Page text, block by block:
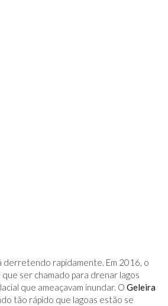
derretendo rapidamente. Em 2016, o
ser chamado para drenar lagos
que ameaçavam inundar. O Geleira
tão rápido que lagoas estão se